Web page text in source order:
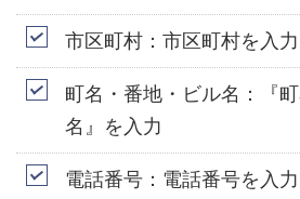
市区町村：市区町村を入力
町名・番地・ビル名：『
名』を入力
電話番号：電話番号を入力